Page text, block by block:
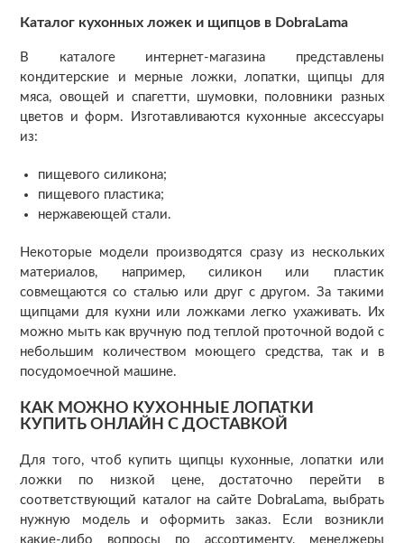
Каталог кухонных ложек и щипцов в DobraLama
В каталоге интернет-магазина представлены
кондитерские и мерные ложки, лопатки, щипцы для
мяса, овощей и спагетти, шумовки, половники разных
цветов и форм. Изготавливаются кухонные аксессуары
из:
пищевого силикона;
пищевого пластика;
нержавеющей стали.
Некоторые модели производятся сразу из нескольких
материалов, например, силикон или пластик
совмещаются со сталью или друг с другом. За такими
щипцами для кухни или ложками легко ухаживать. Их
можно мыть как вручную под теплой проточной водой с
небольшим количеством моющего средства, так и в
посудомоечной машине.
КАК МОЖНО КУХОННЫЕ ЛОПАТКИ
КУПИТЬ ОНЛАЙН С ДОСТАВКОЙ
Для того, чтоб купить щипцы кухонные, лопатки или
ложки по низкой цене, достаточно перейти в
соответствующий каталог на сайте DobraLama, выбрать
нужную модель и оформить заказ. Если возникли
какие-либо вопросы по ассортименту, менеджеры